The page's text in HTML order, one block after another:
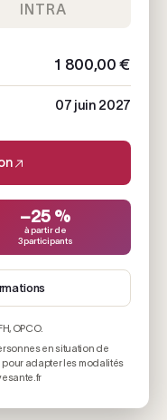
INTRA
1 800,00 €
07 juin 2027
−25 %
à partir de
3 participants
OPCO.
en situation de
adapter les modalités